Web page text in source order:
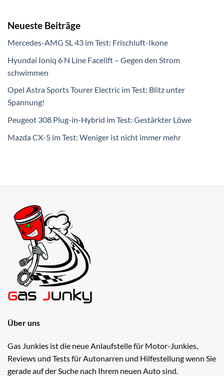
Neueste Beiträge
Mercedes-AMG SL 43 im Test: Frischluft-Ikone
Hyundai Ioniq 6 N Line Facelift – Gegen den Strom
schwimmen
Opel Astra Sports Tourer Electric im Test: Blitz unter
Spannung!
Peugeot 308 Plug-in-Hybrid im Test: Gestärkter Löwe
Mazda CX-5 im Test: Weniger ist nicht immer mehr
Über uns
Gas Junkies ist die neue Anlaufstelle für Motor-Junkies,
Reviews und Tests für Autonarren und Hilfestellung wenn Sie
gerade auf der Suche nach Ihrem neuen Auto sind.